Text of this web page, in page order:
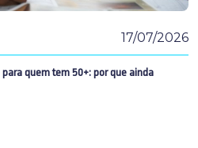
17/07/2026
quem tem 50+: por que ainda